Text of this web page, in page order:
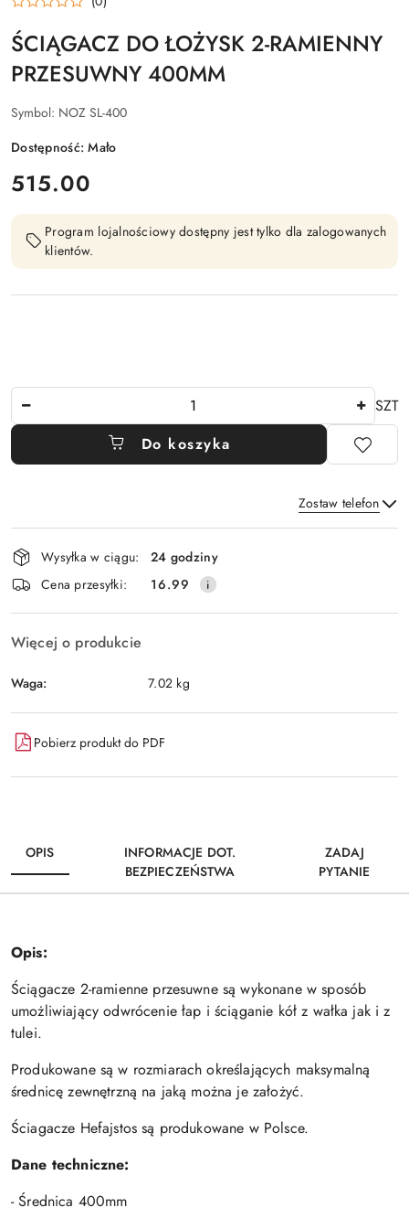
ŚCIĄGACZ DO ŁOŻYSK 2-RAMIENNY
PRZESUWNY 400MM
Symbol: NOZ SL-400
Dostępność:Mało
cena:
515.00
Program lojalnościowy dostępny jest tylko dla zalogowanych
klientów.
SZT
Do koszyka
Zostaw telefon
Wyślij
Dostępność
i
dostawa
Wysyłka w ciągu:
24 godziny
Cena przesyłki:
16.99
Więcej o produkcie
Waga: 7.02 kg
Pobierz produkt do PDF
OPIS
INFORMACJE DOT.
BEZPIECZEŃSTWA
ZADAJ
PYTANIE
Opis:
Ściągacze 2-ramienne przesuwne są wykonane w sposób
umożliwiający odwrócenie łap i ściąganie kół z wałka jak i z
tulei.
Produkowane są w rozmiarach określających maksymalną
średnicę zewnętrzną na jaką można je założyć.
Ściagacze Hefajstos są produkowane w Polsce.
Dane techniczne:
- Średnica 400mm